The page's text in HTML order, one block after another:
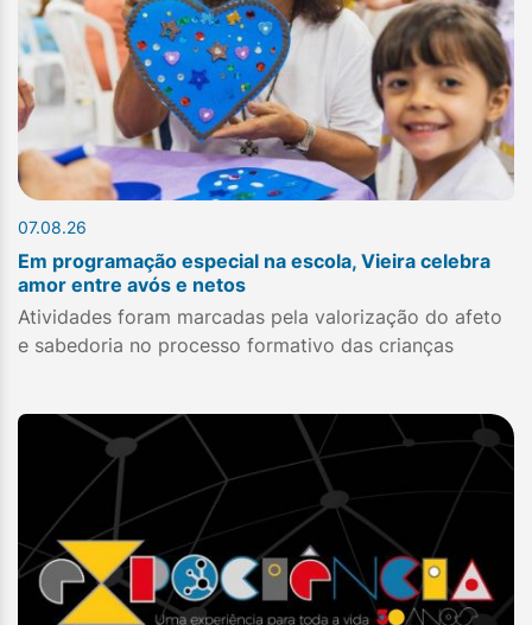
07.08.26
Em programação especial na escola, Vieira celebra
amor entre avós e netos
Atividades foram marcadas pela valorização do afeto
e sabedoria no processo formativo das crianças